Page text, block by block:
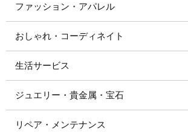
ファッション・アパレル
おしゃれ・コーディネイト
生活サービス
ジュエリー・貴金属・宝石
リペア・メンテナンス